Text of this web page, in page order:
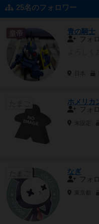
25名のフォロワー
皇帝
青の騎士
フォ
ホメリカ
フォ
未設定
なぎ
フォ
東京都